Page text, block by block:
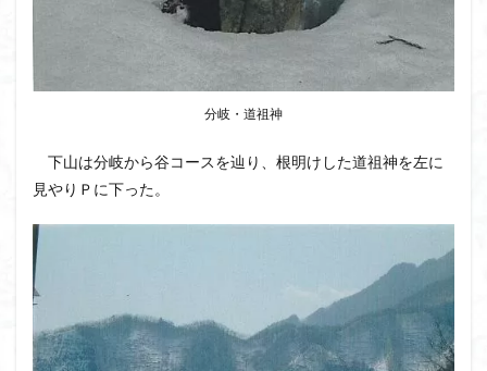
分岐・道祖神
下山は分岐から谷コースを辿り、根明けした道祖神を左に
見やりＰに下った。